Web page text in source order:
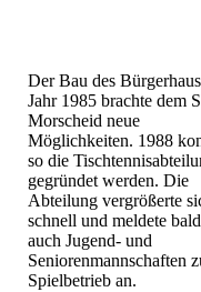
Der Bau des
Jahr 1985 brachte dem
Morscheid neue
Möglichkeiten. 1988
so die
gegründet werden. Die
Abteilung vergrößerte
schnell und meldete bald
auch Jugend- und
Seniorenmannschaften
Spielbetrieb an.